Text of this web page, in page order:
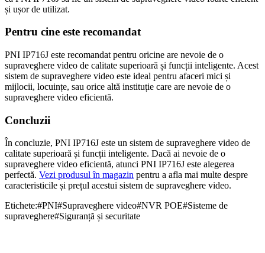
și ușor de utilizat.
Pentru cine este recomandat
PNI IP716J este recomandat pentru oricine are nevoie de o
supraveghere video de calitate superioară și funcții inteligente. Acest
sistem de supraveghere video este ideal pentru afaceri mici și
mijlocii, locuințe, sau orice altă instituție care are nevoie de o
supraveghere video eficientă.
Concluzii
În concluzie, PNI IP716J este un sistem de supraveghere video de
calitate superioară și funcții inteligente. Dacă ai nevoie de o
supraveghere video eficientă, atunci PNI IP716J este alegerea
perfectă. Vezi produsul în magazin pentru a afla mai multe despre
caracteristicile și prețul acestui sistem de supraveghere video.
Etichete:#PNI#Supraveghere video#NVR POE#Sisteme de
supraveghere#Siguranță și securitate